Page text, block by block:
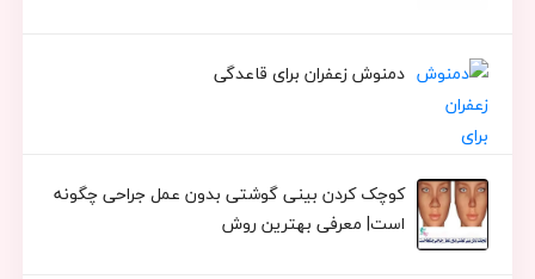
دمنوش زعفران برای قاعدگی
کوچک کردن بینی گوشتی بدون عمل جراحی چگونه
است| معرفی بهترین روش